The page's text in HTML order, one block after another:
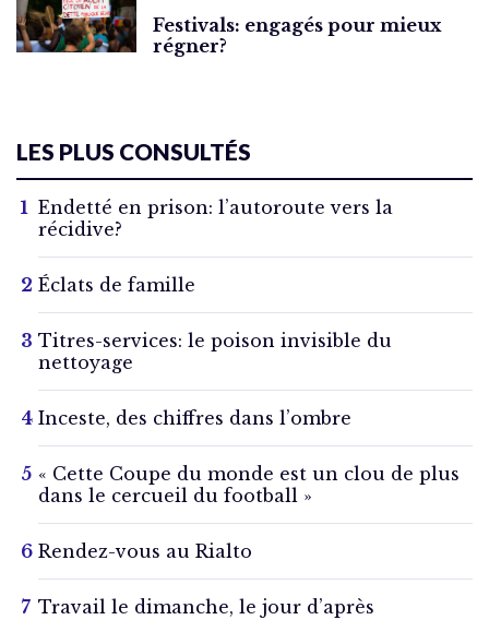
Festivals: engagés pour mieux
régner?
LES PLUS CONSULTÉS
Endetté en prison: l’autoroute vers la
récidive?
Éclats de famille
Titres-services: le poison invisible du
nettoyage
Inceste, des chiffres dans l’ombre
« Cette Coupe du monde est un clou de plus
dans le cercueil du football »
Rendez-vous au Rialto
Travail le dimanche, le jour d’après